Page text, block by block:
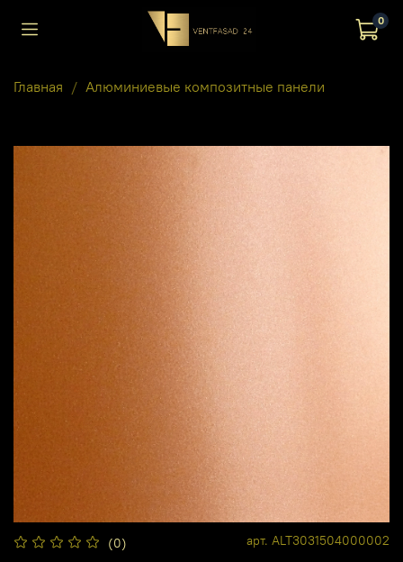
0
Главная Алюминиевые композитные панели
(0) арт. ALT3031504000002